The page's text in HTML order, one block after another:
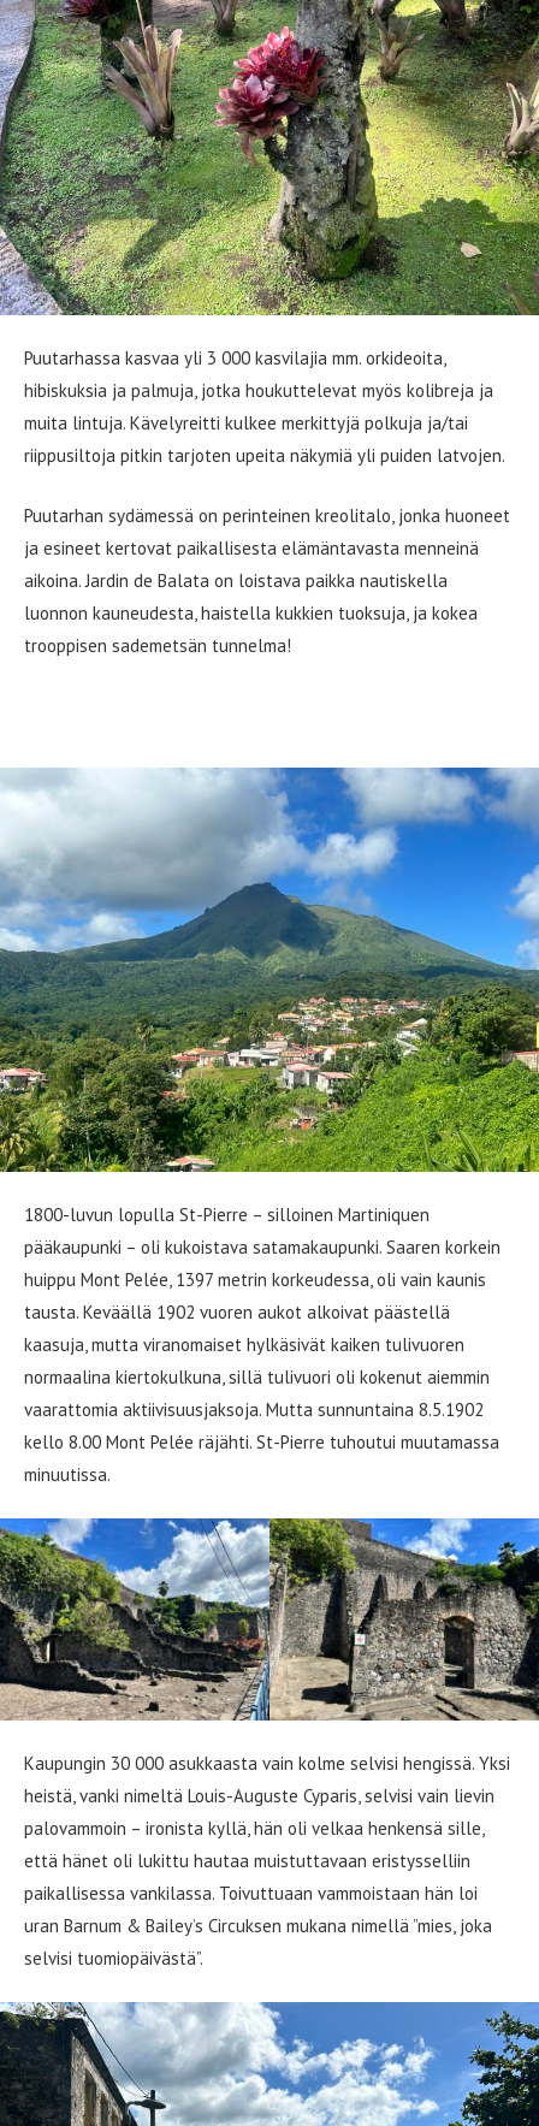
Puutarhassa kasvaa yli 3 000 kasvilajia mm. orkideoita,
hibiskuksia ja palmuja, jotka houkuttelevat myös kolibreja ja
muita lintuja. Kävelyreitti kulkee merkittyjä polkuja ja/tai
riippusiltoja pitkin tarjoten upeita näkymiä yli puiden latvojen.
Puutarhan sydämessä on perinteinen kreolitalo, jonka huoneet
ja esineet kertovat paikallisesta elämäntavasta menneinä
aikoina. Jardin de Balata on loistava paikka nautiskella
luonnon kauneudesta, haistella kukkien tuoksuja, ja kokea
trooppisen sademetsän tunnelma!
1800-luvun lopulla St-Pierre – silloinen Martiniquen
pääkaupunki – oli kukoistava satamakaupunki. Saaren korkein
huippu Mont Pelée, 1397 metrin korkeudessa, oli vain kaunis
tausta. Keväällä 1902 vuoren aukot alkoivat päästellä
kaasuja, mutta viranomaiset hylkäsivät kaiken tulivuoren
normaalina kiertokulkuna, sillä tulivuori oli kokenut aiemmin
vaarattomia aktiivisuusjaksoja. Mutta sunnuntaina 8.5.1902
kello 8.00 Mont Pelée räjähti. St-Pierre tuhoutui muutamassa
minuutissa.
Kaupungin 30 000 asukkaasta vain kolme selvisi hengissä. Yksi
heistä, vanki nimeltä Louis-Auguste Cyparis, selvisi vain lievin
palovammoin – ironista kyllä, hän oli velkaa henkensä sille,
että hänet oli lukittu hautaa muistuttavaan eristysselliin
paikallisessa vankilassa. Toivuttuaan vammoistaan hän loi
uran Barnum & Bailey’s Circuksen mukana nimellä ”mies, joka
selvisi tuomiopäivästä”.